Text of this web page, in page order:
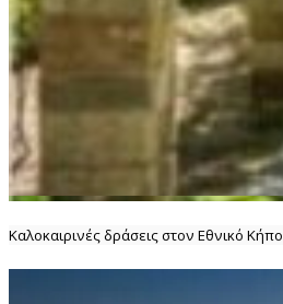
Καλοκαιρινές δράσεις στον Εθνικό Κήπο